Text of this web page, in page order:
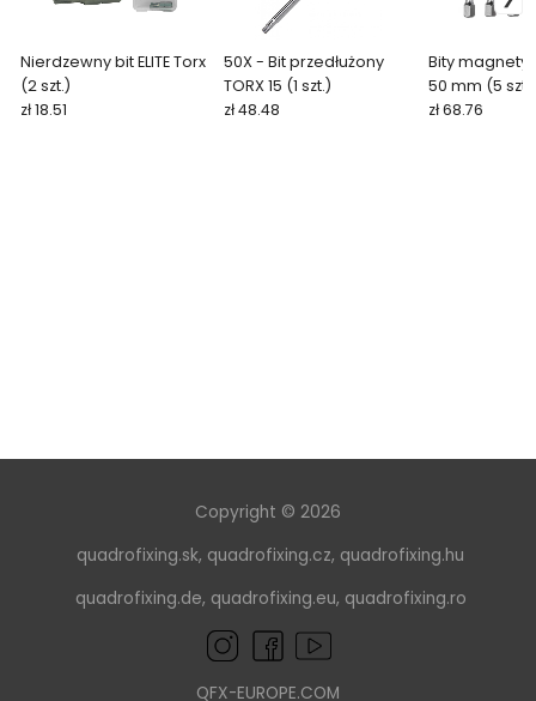
Nierdzewny bit ELITE Torx
(2 szt.)
zł 18.51
50X - Bit przedłużony
TORX 15 (1 szt.)
zł 48.48
Bity
50 mm (5 szt.)
zł 68.76
Copyright © 2026
quadrofixing.sk, quadrofixing.cz, quadrofixing.hu
quadrofixing.de, quadrofixing.eu, quadrofixing.ro
QFX-EUROPE.COM